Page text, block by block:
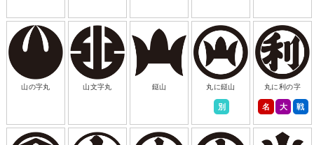
山の字丸 山文字丸 鎹山 丸に鎹山
別
丸に利の字
名 大 戦